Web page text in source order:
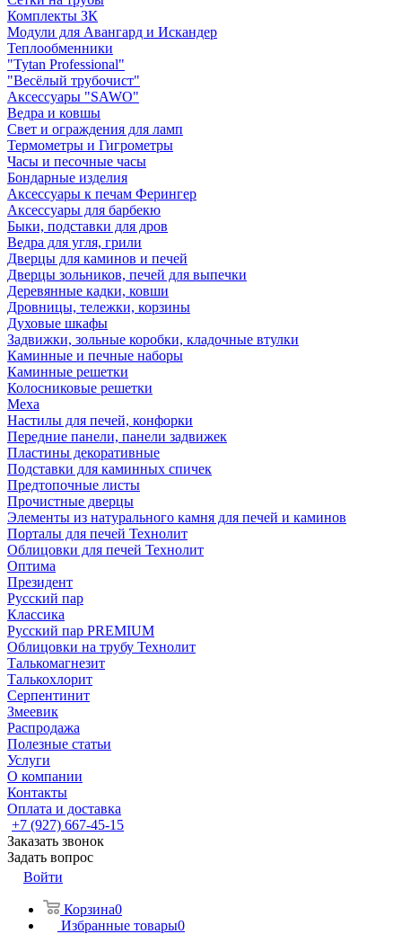
Комплекты ЗК
Модули для Авангард и Искандер
Теплообменники
"Tytan Professional"
"Весёлый трубочист"
Аксессуары "SAWO"
Ведра и ковшы
Свет и ограждения для ламп
Термометры и Гигрометры
Часы и песочные часы
Бондарные изделия
Аксессуары к печам Ферингер
Аксессуары для барбекю
Быки, подставки для дров
Ведра для угля, грили
Дверцы для каминов и печей
Дверцы зольников, печей для выпечки
Деревянные кадки, ковши
Дровницы, тележки, корзины
Духовые шкафы
Задвижки, зольные коробки, кладочные втулки
Каминные и печные наборы
Каминные решетки
Колосниковые решетки
Меха
Настилы для печей, конфорки
Передние панели, панели задвижек
Пластины декоративные
Подставки для каминных спичек
Предтопочные листы
Прочистные дверцы
Элементы из натурального камня для печей и каминов
Порталы для печей Технолит
Облицовки для печей Технолит
Оптима
Президент
Русский пар
Классика
Русский пар PREMIUM
Облицовки на трубу Технолит
Талькомагнезит
Талькохлорит
Серпентинит
Змеевик
Распродажа
Полезные статьи
Услуги
О компании
Контакты
Оплата и доставка
+7 (927) 667-45-15
Заказать звонок
Задать вопрос
Войти
Корзина0
Избранные товары0